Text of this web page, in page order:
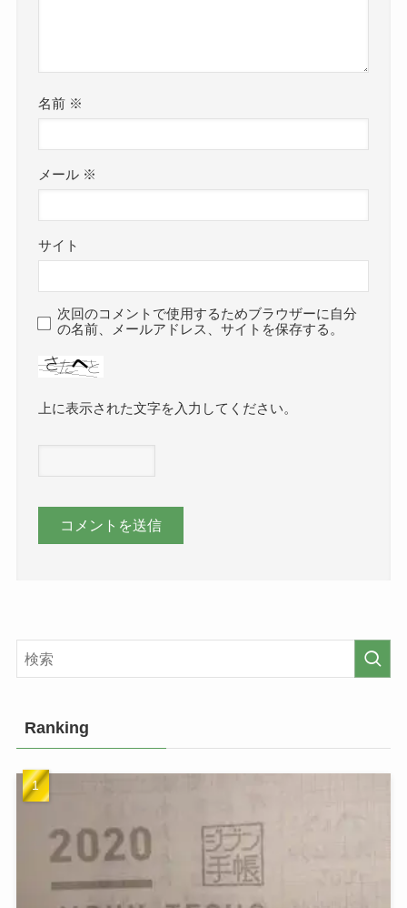
名前 ※
メール ※
サイト
次回のコメントで使用するためブラウザーに自分
の名前、メールアドレス、サイトを保存する。
上に表示された文字を入力してください。
Ranking